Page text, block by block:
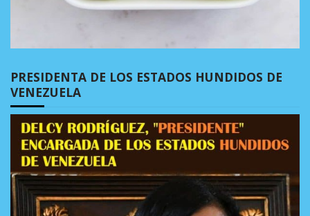
PRESIDENTA DE LOS ESTADOS HUNDIDOS DE
VENEZUELA